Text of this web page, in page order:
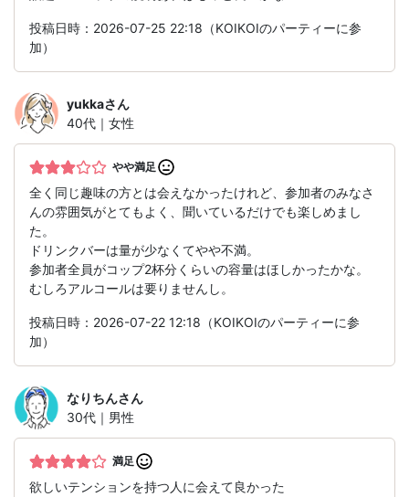
投稿日時：2026-07-25 22:18（KOIKOIのパーティーに参
加）
yukkaさん
40代｜女性
やや満足
全く同じ趣味の方とは会えなかったけれど、参加者のみなさ
んの雰囲気がとてもよく、聞いているだけでも楽しめまし
た。
ドリンクバーは量が少なくてやや不満。
参加者全員がコップ2杯分くらいの容量はほしかったかな。
むしろアルコールは要りませんし。
投稿日時：2026-07-22 12:18（KOIKOIのパーティーに参
加）
なりちんさん
30代｜男性
満足
欲しいテンションを持つ人に会えて良かった